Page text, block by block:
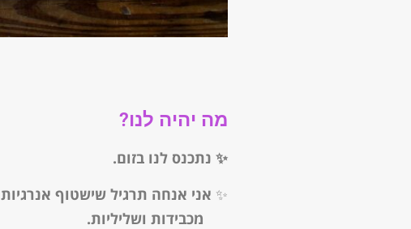
מה יהיה לנו?
✨ נתכנס לנו בזום.
✨ אני אנחה תרגיל שישטוף אנרגיות
מכבידות ושליליות.